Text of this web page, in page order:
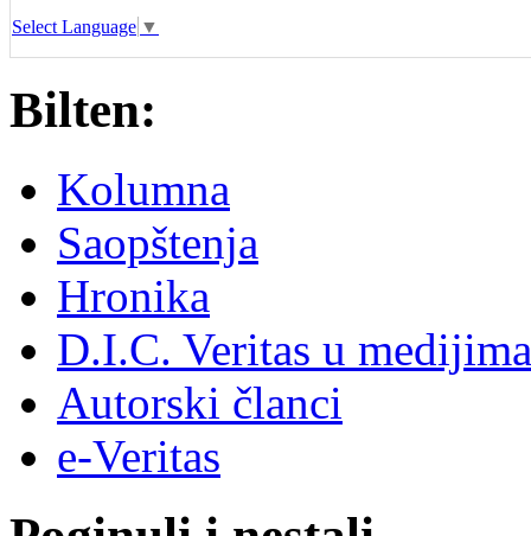
Select Language ▼
Bilten:
Kolumna
Saopštenja
Hronika
D.I.C. Veritas u medijima
Autorski članci
e-Veritas